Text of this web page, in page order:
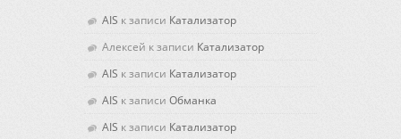
AIS к записи Катализатор
Алексей к записи Катализатор
AIS к записи Катализатор
AIS к записи Обманка
AIS к записи Катализатор